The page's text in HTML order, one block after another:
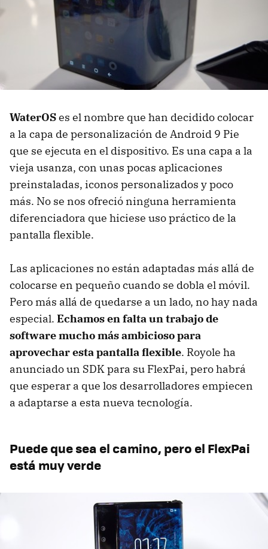
WaterOSes el nombre que han decidido colocar
a la capa de personalización de Android 9 Pie
que se ejecuta en el dispositivo. Es una capa a la
vieja usanza, con unas pocas aplicaciones
preinstaladas, iconos personalizados y poco
más. No se nos ofreció ninguna herramienta
diferenciadora que hiciese uso práctico de la
pantalla flexible.
Las aplicaciones no están adaptadas más allá de
colocarse en pequeño cuando se dobla el móvil.
Pero más allá de quedarse a un lado, no hay nada
especial. Echamos en falta un trabajo de
software mucho más ambicioso para
aprovechar esta pantalla flexible. Royole ha
anunciado un SDK para su FlexPai, pero habrá
que esperar a que los desarrolladores empiecen
a adaptarse a esta nueva tecnología.
Puede que sea el camino, pero el FlexPai
está muy verde